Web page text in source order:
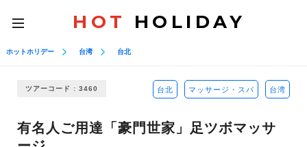
toggle
navigation
HOT HOLIDAY
ホットホリデー 台湾 台北
ツアーコード : 3460 台北 マッサージ・スパ 台湾
有名人ご用達「豪門世家」足ツボマッサ